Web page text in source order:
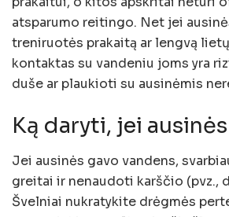
atsparumo reitingo. Net jei
treniruotės prakaitą ar lengvą
kontaktas su vandeniu joms yra
duše ar plaukioti su ausinėmis
Ką daryti, jei
Jei ausinės gavo vandens,
greitai ir nenaudoti karščio (pvz.,
Švelniai nukratykite drėgmės